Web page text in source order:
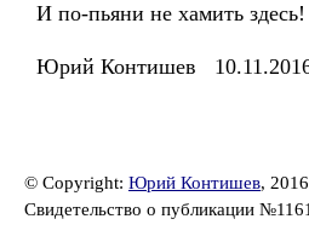
И по-пьяни не хамить здесь!
Юрий Контишев
© Copyright: Юрий Контишев, 2016
Свидетельство о публикации